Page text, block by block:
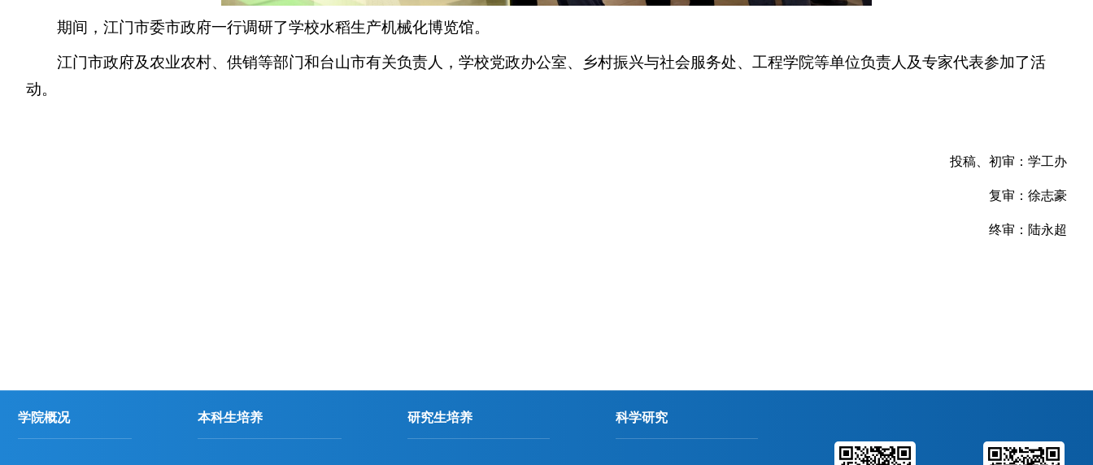
期间，江门市委市政府一行调研了学校水稻生产机械化博览馆。
江门市政府及农业农村、供销等部门和台山市有关负责人，学校党政办公室、乡村振兴与社会服务处、工程学院等单位负责人及专家代表参加了活
动。
投稿、初审：学工办
复审：徐志豪
终审：陆永超
学院概况 本科生培养 研究生培养 科学研究